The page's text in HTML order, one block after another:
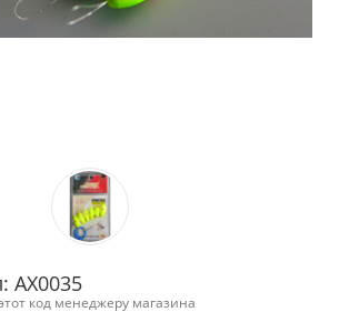
АХ0035
код менеджеру магазина